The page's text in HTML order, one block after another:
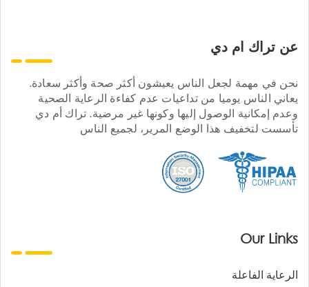
عن تراك ام دي
نحن في مهمة لجعل الناس يعيشون أكثر صحة وأكثر سعادة.
يعاني الناس يوميا من تداعيات عدم كفاءة الرعاية الصحية
وعدم إمكانية الوصول إليها وكونها غير مرضية. تراك أم دي
تأسست لتخفيف هذا الوضع المرير، لجميع الناس
Our Links
الرعاية الفاعلة